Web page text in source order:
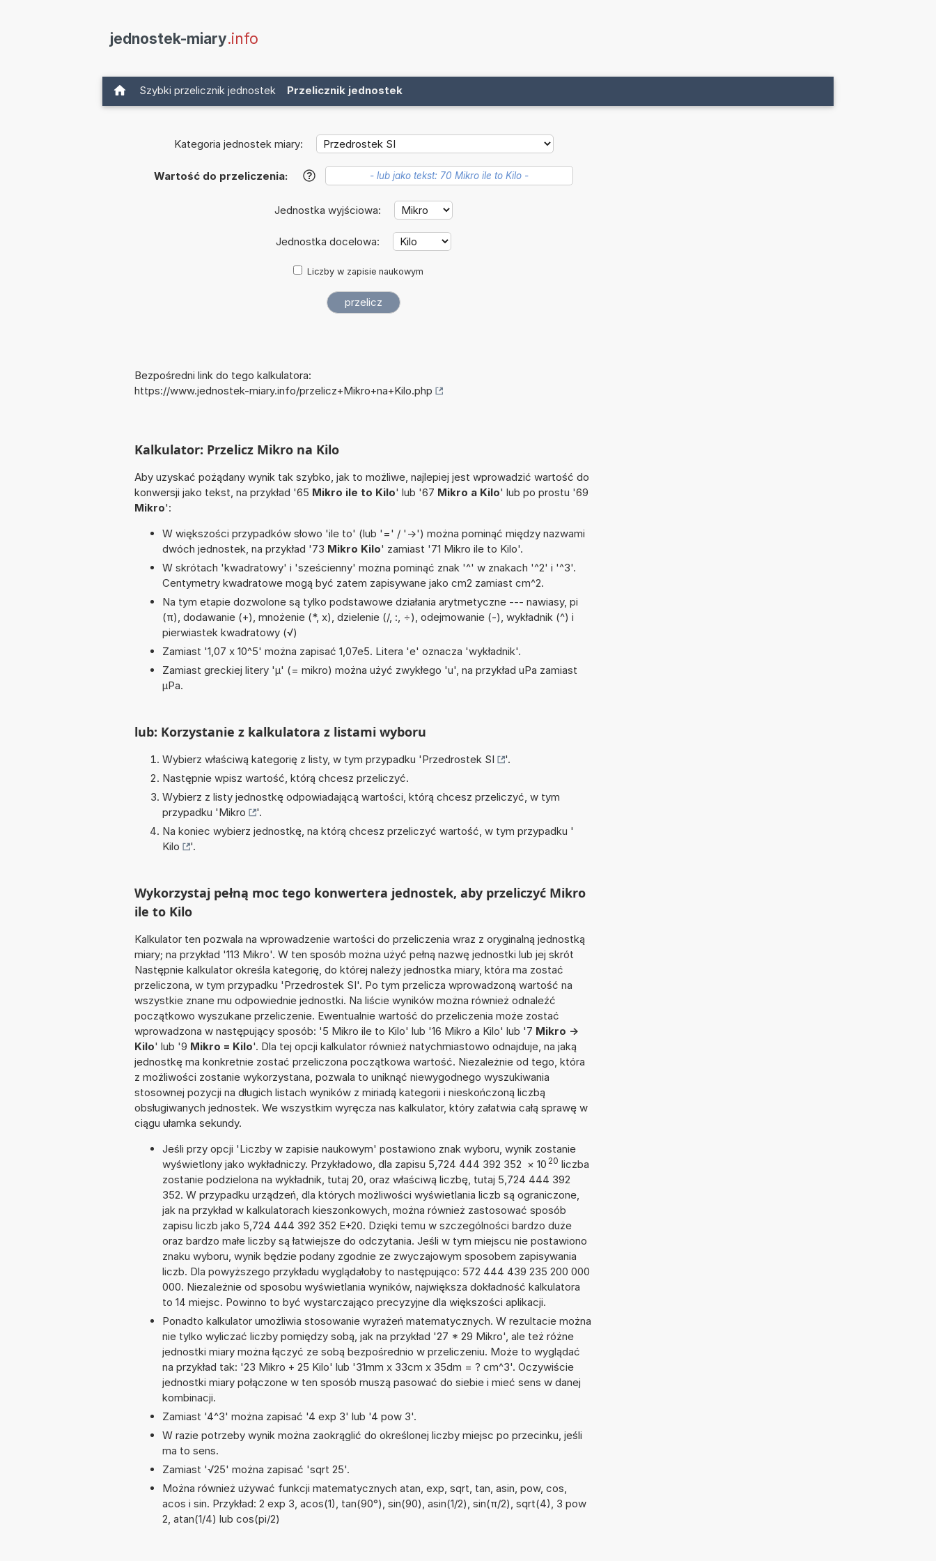
jednostek-miary.info
Szybki przelicznik jednostek Przelicznik jednostek
Kategoria jednostek miary:
Wartość do przeliczenia: ?
Jednostka wyjściowa:
Jednostka docelowa:
Liczby w zapisie naukowym
Bezpośredni link do tego kalkulatora:
https://www.jednostek-miary.info/przelicz+Mikro+na+Kilo.php
Kalkulator: Przelicz Mikro na Kilo
Aby uzyskać pożądany wynik tak szybko, jak to możliwe, najlepiej jest wprowadzić wartość do
konwersji jako tekst, na przykład '65 Mikro ile to Kilo' lub '67 Mikro a Kilo' lub po prostu '69
Mikro':
W większości przypadków słowo 'ile to' (lub '=' / '->') można pominąć między nazwami
dwóch jednostek, na przykład '73 Mikro Kilo' zamiast '71 Mikro ile to Kilo'.
W skrótach 'kwadratowy' i 'sześcienny' można pominąć znak '^' w znakach '^2' i '^3'.
Centymetry kwadratowe mogą być zatem zapisywane jako cm2 zamiast cm^2.
Na tym etapie dozwolone są tylko podstawowe działania arytmetyczne --- nawiasy, pi
(π), dodawanie (+), mnożenie (*, x), dzielenie (/, :, ÷), odejmowanie (-), wykładnik (^) i
pierwiastek kwadratowy (√)
Zamiast '1,07 x 10^5' można zapisać 1,07e5. Litera 'e' oznacza 'wykładnik'.
Zamiast greckiej litery 'µ' (= mikro) można użyć zwykłego 'u', na przykład uPa zamiast
µPa.
lub: Korzystanie z kalkulatora z listami wyboru
Wybierz właściwą kategorię z listy, w tym przypadku 'Przedrostek SI
'.
Następnie wpisz wartość, którą chcesz przeliczyć.
Wybierz z listy jednostkę odpowiadającą wartości, którą chcesz przeliczyć, w tym
przypadku 'Mikro
'.
Na koniec wybierz jednostkę, na którą chcesz przeliczyć wartość, w tym przypadku '
Kilo
'.
Wykorzystaj pełną moc tego konwertera jednostek, aby przeliczyć Mikro
ile to Kilo
Kalkulator ten pozwala na wprowadzenie wartości do przeliczenia wraz z oryginalną jednostką
miary; na przykład '113 Mikro'. W ten sposób można użyć pełną nazwę jednostki lub jej skrót
Następnie kalkulator określa kategorię, do której należy jednostka miary, która ma zostać
przeliczona, w tym przypadku 'Przedrostek SI'. Po tym przelicza wprowadzoną wartość na
wszystkie znane mu odpowiednie jednostki. Na liście wyników można również odnaleźć
początkowo wyszukane przeliczenie. Ewentualnie wartość do przeliczenia może zostać
wprowadzona w następujący sposób: '5 Mikro ile to Kilo' lub '16 Mikro a Kilo' lub '7 Mikro ->
Kilo' lub '9 Mikro = Kilo'. Dla tej opcji kalkulator również natychmiastowo odnajduje, na jaką
jednostkę ma konkretnie zostać przeliczona początkowa wartość. Niezależnie od tego, która
z możliwości zostanie wykorzystana, pozwala to uniknąć niewygodnego wyszukiwania
stosownej pozycji na długich listach wyników z miriadą kategorii i nieskończoną liczbą
obsługiwanych jednostek. We wszystkim wyręcza nas kalkulator, który załatwia całą sprawę w
ciągu ułamka sekundy.
Jeśli przy opcji 'Liczby w zapisie naukowym' postawiono znak wyboru, wynik zostanie
wyświetlony jako wykładniczy. Przykładowo, dla zapisu 5,724 444 392 352 × 10 20 liczba
zostanie podzielona na wykładnik, tutaj 20, oraz właściwą liczbę, tutaj 5,724 444 392
352. W przypadku urządzeń, dla których możliwości wyświetlania liczb są ograniczone,
jak na przykład w kalkulatorach kieszonkowych, można również zastosować sposób
zapisu liczb jako 5,724 444 392 352 E+20. Dzięki temu w szczególności bardzo duże
oraz bardzo małe liczby są łatwiejsze do odczytania. Jeśli w tym miejscu nie postawiono
znaku wyboru, wynik będzie podany zgodnie ze zwyczajowym sposobem zapisywania
liczb. Dla powyższego przykładu wyglądałoby to następująco: 572 444 439 235 200 000
000. Niezależnie od sposobu wyświetlania wyników, największa dokładność kalkulatora
to 14 miejsc. Powinno to być wystarczająco precyzyjne dla większości aplikacji.
Ponadto kalkulator umożliwia stosowanie wyrażeń matematycznych. W rezultacie można
nie tylko wyliczać liczby pomiędzy sobą, jak na przykład '27 * 29 Mikro', ale też różne
jednostki miary można łączyć ze sobą bezpośrednio w przeliczeniu. Może to wyglądać
na przykład tak: '23 Mikro + 25 Kilo' lub '31mm x 33cm x 35dm = ? cm^3'. Oczywiście
jednostki miary połączone w ten sposób muszą pasować do siebie i mieć sens w danej
kombinacji.
Zamiast '4^3' można zapisać '4 exp 3' lub '4 pow 3'.
W razie potrzeby wynik można zaokrąglić do określonej liczby miejsc po przecinku, jeśli
ma to sens.
Zamiast '√25' można zapisać 'sqrt 25'.
Można również używać funkcji matematycznych atan, exp, sqrt, tan, asin, pow, cos,
acos i sin. Przykład: 2 exp 3, acos(1), tan(90°), sin(90), asin(1/2), sin(π/2), sqrt(4), 3 pow
2, atan(1/4) lub cos(pi/2)